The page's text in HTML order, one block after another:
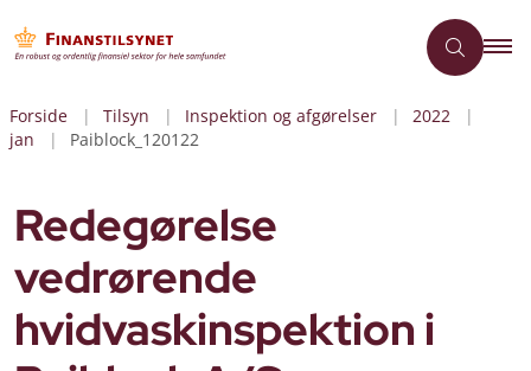
Forside Tilsyn Inspektion og afgørelser
2022
jan
Paiblock_120122
Redegørelse
vedrørende
hvidvaskinspektion i